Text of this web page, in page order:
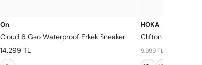
On
Cloud 6 Geo Waterproof Erkek Sneaker
14.299 TL
HOKA
Clifton 10 Erkek
9.999 TL